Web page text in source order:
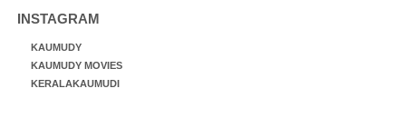
INSTAGRAM
KAUMUDY
KAUMUDY MOVIES
KERALAKAUMUDI